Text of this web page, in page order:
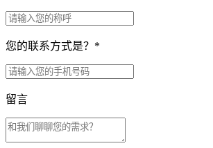
您的联系方式是？ *
留言